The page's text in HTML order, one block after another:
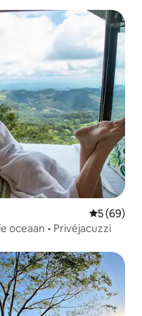
5 (69)
oceaan • Privéjacuzzi